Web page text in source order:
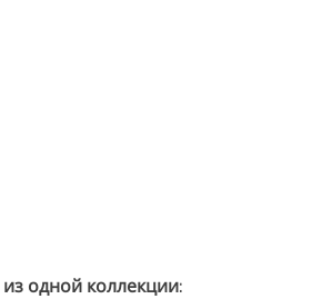
из одной коллекции: